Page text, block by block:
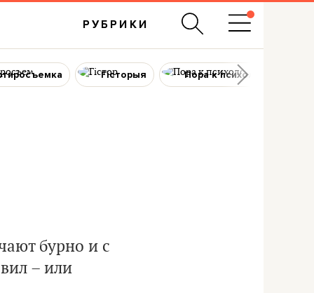
РУБРИКИ
Гісторыя Пора к психологу
бурно и с
– или